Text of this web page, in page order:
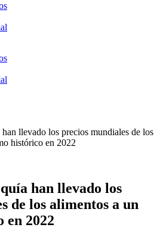
llevado los precios mundiales de los
histórico en 2022
han llevado los
de los alimentos a un
en 2022